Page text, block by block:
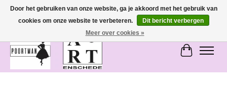
SASHIONABLE - damesmode in Bemmel en Enschede
Door het gebruiken van onze website, ga je akkoord met het gebruik van
cookies om onze website te verbeteren.
Dit bericht verbergen
Meer over cookies »